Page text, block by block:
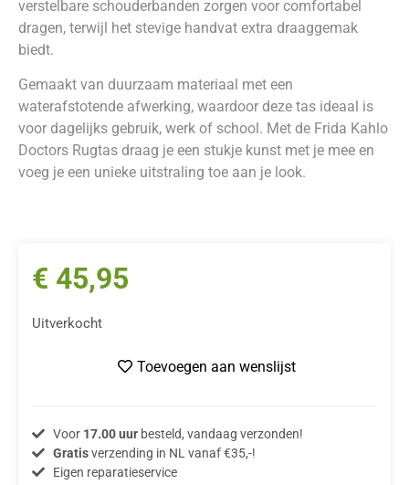
verstelbare schouderbanden zorgen voor comfortabel
dragen, terwijl het stevige handvat extra draaggemak
biedt.
Gemaakt van duurzaam materiaal met een
waterafstotende afwerking, waardoor deze tas ideaal is
voor dagelijks gebruik, werk of school. Met de Frida Kahlo
Doctors Rugtas draag je een stukje kunst met je mee en
voeg je een unieke uitstraling toe aan je look.
€ 45,95
Uitverkocht
Toevoegen aan wenslijst
Voor 17.00 uurbesteld, vandaag verzonden!
Gratisverzending in NL vanaf €35,-!
Eigen reparatieservice